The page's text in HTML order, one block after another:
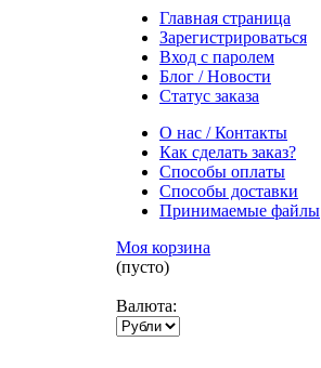
Главная страница
Зарегистрироваться
Вход с паролем
Блог / Новости
Статус заказа
О нас / Контакты
Как сделать заказ?
Способы оплаты
Способы доставки
Принимаемые файлы
Моя корзина
(пусто)
Валюта: